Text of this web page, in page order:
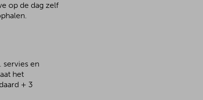
op de dag zelf
servies en
het
+ 3